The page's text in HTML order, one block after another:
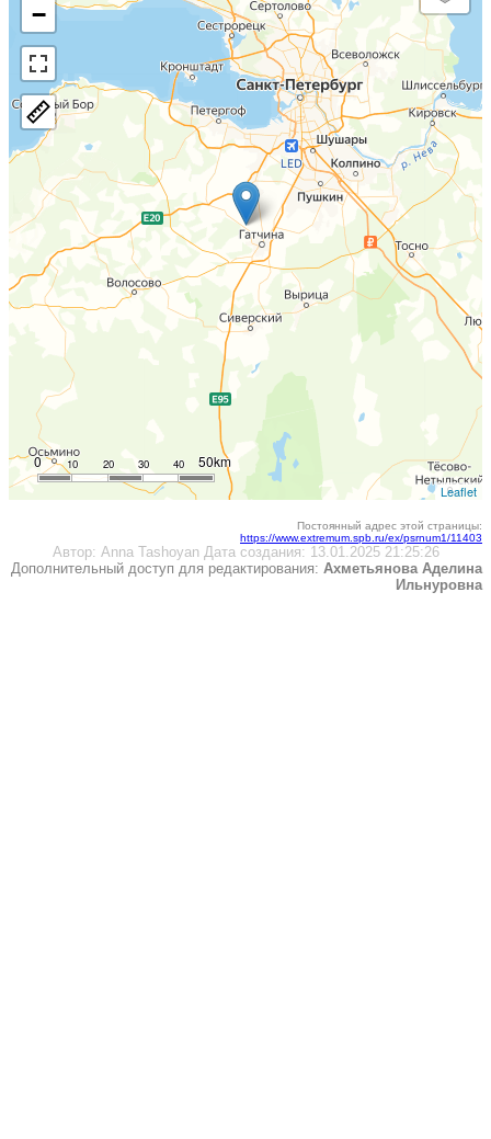
−
10
0 20 30 40 50km
Leaflet
Постоянный адрес этой страницы:
https://www.extremum.spb.ru/ex/psrnum1/11403
Автор: Anna TashoyanДата создания: 13.01.2025 21:25:26
Дополнительный доступ для редактирования: Ахметьянова Аделина
Ильнуровна